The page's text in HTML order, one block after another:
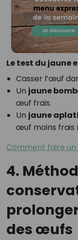
Le test du jaune
Casser l’œuf
Un jaune
œuf frais.
Un jaune
œuf moins frais
Comment faire
4.
des œufs